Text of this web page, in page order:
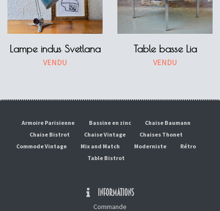
Lampe indus Svetlana
VENDU
Table basse Lia
VENDU
Armoire Parisienne Bassine en zinc
Chaise Baumann
Chaise Bistrot
Chaise Vintage
Chaises Thonet
Commode Vintage
Mix and Match Moderniste
Rétro
Table Bistrot
INFORMATIONS
Commande